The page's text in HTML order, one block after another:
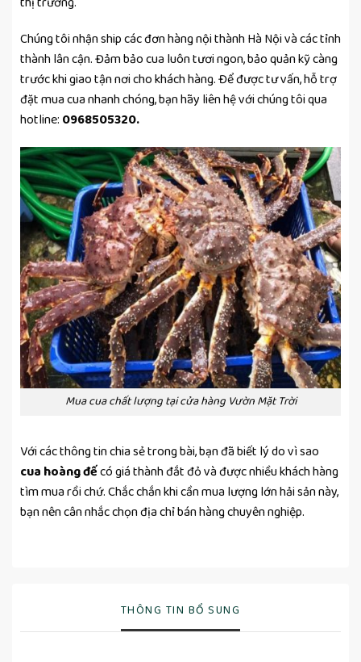
Chúng tôi nhận ship các đơn hàng nội thành Hà Nội và các tỉnh
thành lân cận. Đảm bảo cua luôn tươi ngon, bảo quản kỹ càng
trước khi giao tận nơi cho khách hàng. Để được tư vấn, hỗ trợ
đặt mua cua nhanh chóng, bạn hãy liên hệ với chúng tôi qua
hotline: 0968505320.
Mua cua chất lượng tại cửa hàng Vườn Mặt Trời
Với các thông tin chia sẻ trong bài, bạn đã biết lý do vì sao
cua hoàng đếcó giá thành đắt đỏ và được nhiều khách hàng
tìm mua rồi chứ. Chắc chắn khi cần mua lượng lớn hải sản này,
bạn nên cân nhắc chọn địa chỉ bán hàng chuyên nghiệp.
THÔNG TIN BỔ SUNG